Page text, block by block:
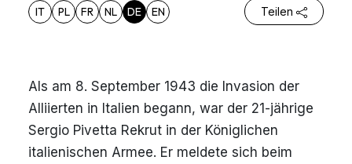
IT PL FR NL DE EN Teilen
Als am 8. September 1943 die Invasion der
Alliierten in Italien begann, war der 21-jährige
Sergio Pivetta Rekrut in der Königlichen
italienischen Armee. Er meldete sich beim